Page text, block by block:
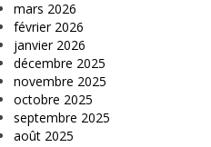
mars 2026
février 2026
janvier 2026
décembre 2025
novembre 2025
octobre 2025
septembre 2025
août 2025